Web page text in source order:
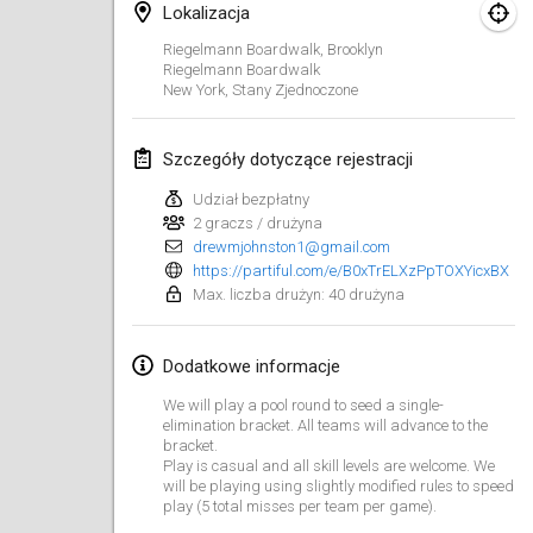
Lokalizacja
Riegelmann Boardwalk, Brooklyn
Riegelmann Boardwalk
New York, Stany Zjednoczone
Szczegóły dotyczące rejestracji
Udział bezpłatny
2 graczs / drużyna
drewmjohnston1@gmail.com
https://partiful.com/e/B0xTrELXzPpTOXYicxBX
Max. liczba drużyn: 40 drużyna
Dodatkowe informacje
We will play a pool round to seed a single-
elimination bracket. All teams will advance to the
bracket.
Play is casual and all skill levels are welcome. We
will be playing using slightly modified rules to speed
play (5 total misses per team per game).
29 sie 2026 |Niemcy
Fours Polish Championship 2026
30 sie 2026 | Polska
Open de midi Pyrénées
30 sie 2026|Francja
wrzesień 2026
Mistrovství ČR trojic
5 wrz 2026|Czechy
Open de Surzur
5 wrz 2026|Francja